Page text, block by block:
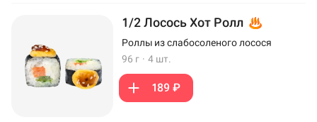
1/2 Лосось Хот Ролл
Роллы из слабосоленого лосося
96 г · 4 шт.
189 ₽